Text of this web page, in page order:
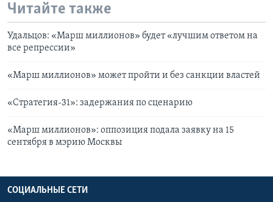
Читайте также
Удальцов: «Марш миллионов» будет «лучшим ответом на
все репрессии»
«Марш миллионов» может пройти и без санкции властей
«Стратегия-31»: задержания по сценарию
«Марш миллионов»: оппозиция подала заявку на 15
сентября в мэрию Москвы
СОЦИАЛЬНЫЕ СЕТИ